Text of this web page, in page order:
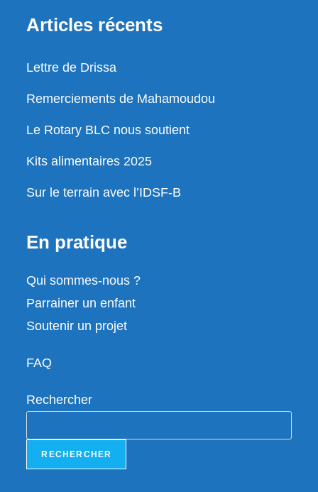
Articles récents
Lettre de Drissa
Remerciements de Mahamoudou
Le Rotary BLC nous soutient
Kits alimentaires 2025
Sur le terrain avec l’IDSF-B
En pratique
Qui sommes-nous ?
Parrainer un enfant
Soutenir un projet
FAQ
Rechercher
RECHERCHER